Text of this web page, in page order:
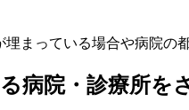
まっている場合や病院
病院・診療所を